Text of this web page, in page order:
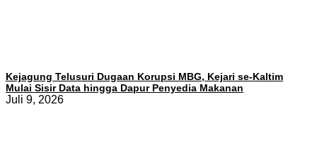
Kejagung Telusuri Dugaan Korupsi MBG, Kejari se-Kaltim
Mulai Sisir Data hingga Dapur Penyedia Makanan
Juli 9, 2026